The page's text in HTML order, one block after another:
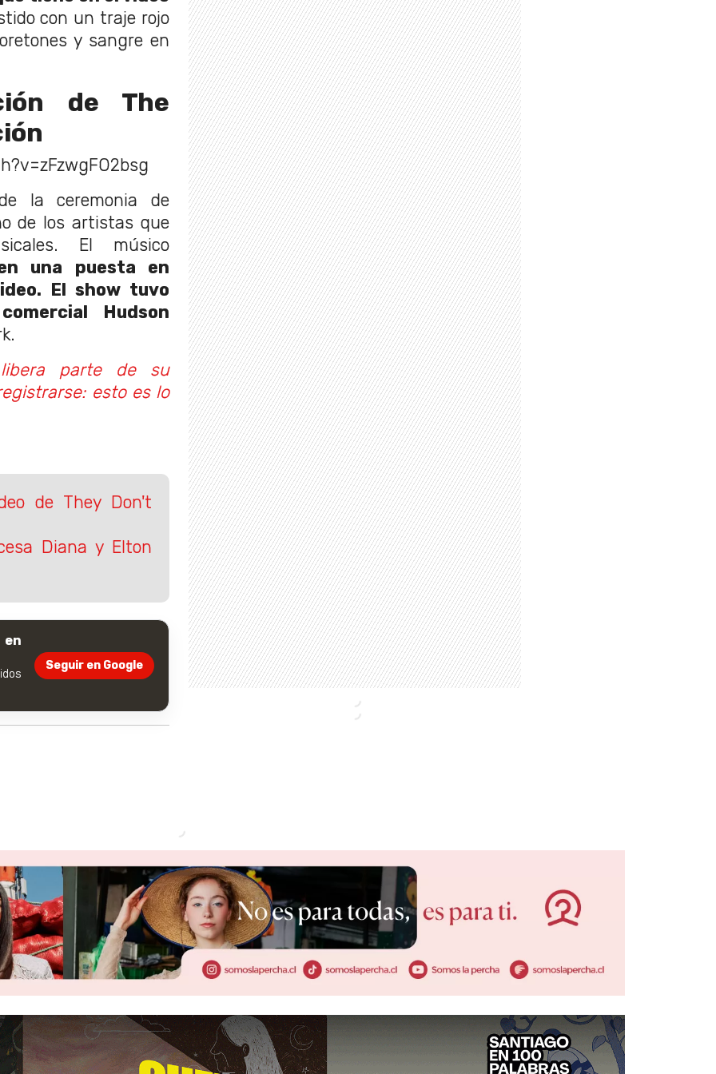
con un traje rojo
y sangre en
de The
la ceremonia de
de los artistas que
El músico
una puesta en
El show tuvo
Hudson
parte de su
esto es lo
de They Don't
Diana y Elton
Seguir en Google